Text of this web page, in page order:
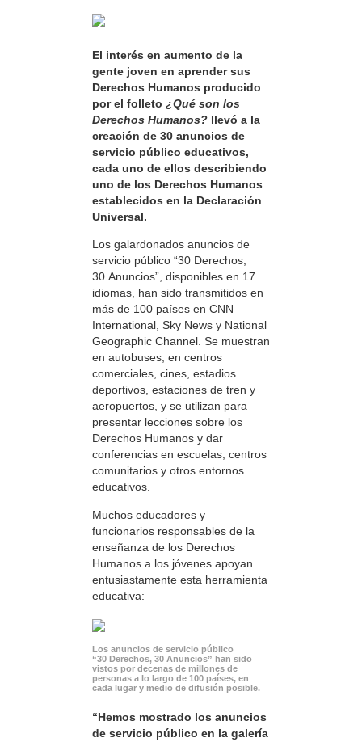
El interés en aumento de la
gente joven en aprender sus
Derechos Humanos producido
por el folleto ¿Qué son los
Derechos Humanos? llevó a la
creación de 30 anuncios de
servicio público educativos,
cada uno de ellos describiendo
uno de los Derechos Humanos
establecidos en la Declaración
Universal.
Los galardonados anuncios de
servicio público “30 Derechos,
30 Anuncios”, disponibles en 17
idiomas, han sido transmitidos en
más de 100 países en CNN
International, Sky News y National
Geographic Channel. Se muestran
en autobuses, en centros
comerciales, cines, estadios
deportivos, estaciones de tren y
aeropuertos, y se utilizan para
presentar lecciones sobre los
Derechos Humanos y dar
conferencias en escuelas, centros
comunitarios y otros entornos
educativos.
Muchos educadores y
funcionarios responsables de la
enseñanza de los Derechos
Humanos a los jóvenes apoyan
entusiastamente esta herramienta
educativa:
Los anuncios de servicio público
“30 Derechos, 30 Anuncios” han sido
vistos por decenas de millones de
personas a lo largo de 100 países, en
cada lugar y medio de difusión posible.
“Hemos mostrado los anuncios
de servicio público en la galería